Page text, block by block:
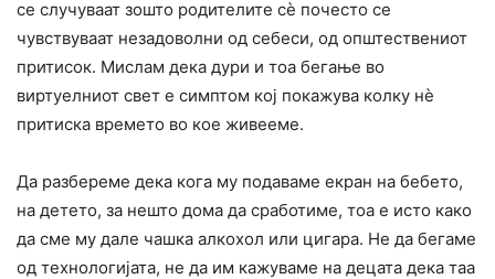
се случуваат зошто родителите сè почесто се
чувствуваат незадоволни од себеси, од општествениот
притисок. Мислам дека дури и тоа бегање во
виртуелниот свет е симптом кој покажува колку нè
притиска времето во кое живееме.
Да разбереме дека кога му подаваме екран на бебето,
на детето, за нешто дома да сработиме, тоа е исто како
да сме му дале чашка алкохол или цигара. Не да бегаме
од технологијата, не да им кажуваме на децата дека таа